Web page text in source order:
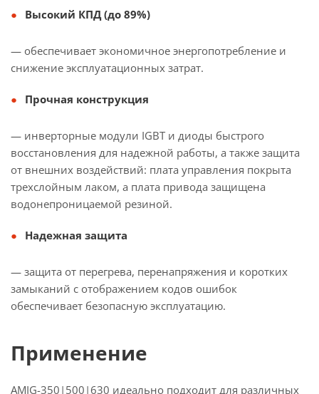
Высокий КПД (до 89%)
— обеспечивает экономичное энергопотребление и
снижение эксплуатационных затрат.
Прочная конструкция
— инверторные модули IGBT и диоды быстрого
восстановления для надежной работы, а также защита
от внешних воздействий: плата управления покрыта
трехслойным лаком, а плата привода защищена
водонепроницаемой резиной.
Надежная защита
— защита от перегрева, перенапряжения и коротких
замыканий с отображением кодов ошибок
обеспечивает безопасную эксплуатацию.
Применение
AMIG-350|500|630 идеально подходит для различных